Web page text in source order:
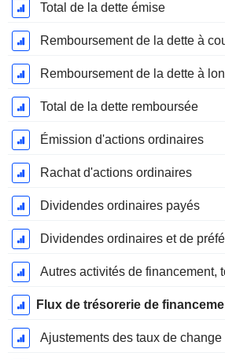
Total de la dette émise
Remboursement de la dette à
Remboursement de la dette à
Total de la dette remboursée
Émission d'actions ordinaires
Rachat d'actions ordinaires
Dividendes ordinaires payés
Dividendes ordinaires et de
Autres activités de financement,
Flux de trésorerie de
Ajustements des taux de change